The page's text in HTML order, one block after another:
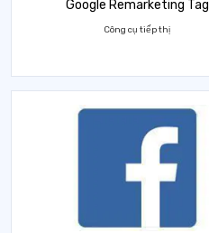
Google Remarketing Tag
Công cụ tiếp thị